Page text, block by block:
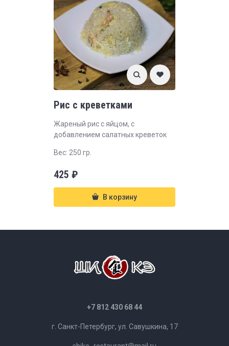
Рис с креветками
Жареный рис с яйцом, с
добавлением салатных креветок
Вес: 250 гр.
425 ₽
В корзину
+7 812 430 68 44
г. Санкт-Петербург, ул. Савушкина, 17